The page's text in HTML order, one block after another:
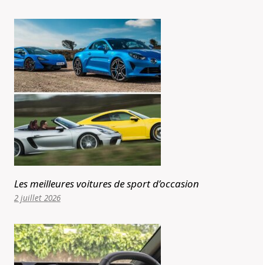
Les meilleures voitures de sport d’occasion
2 juillet 2026